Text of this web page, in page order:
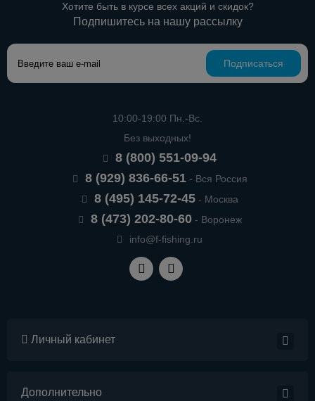
Хотите быть в курсе всех акций и скидок?
Подпишитесь на нашу рассылку
Подписаться
10:00-19:00 Пн.-Вс.
Без выходных!
8 (800) 551-09-94
8 (929) 836-66-51- Вся Россия
8 (495) 145-72-45- Москва
8 (473) 202-80-60- Воронеж
info@f-fishing.ru
Личный кабинет
Дополнительно